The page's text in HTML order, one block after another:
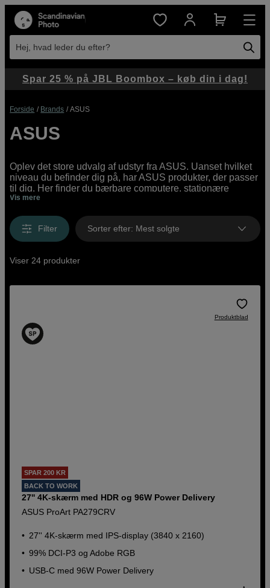
Hej, hvad leder du efter?
Forside Brands ASUS
ASUS
Oplev det store udvalg af udstyr fra ASUS. Uanset hvilket
niveau du befinder dig på, har ASUS produkter, der passer
til dig. Her finder du bærbare computere, stationære
computere, skærme, projektorer og tilbehør.
Vis mere
Filter Sorter efter: Mest solgte
Viser 24 produkter
Produktblad
SPAR 200 KR
BACK TO WORK
27'' 4K-skærm med HDR og 96W Power Delivery
ASUS ProArt PA279CRV
27'' 4K-skærm med IPS-display (3840 x 2160)
99% DCI-P3 og Adobe RGB
USB-C med 96W Power Delivery
Spar 25 % på JBL Boombox – køb din i dag!